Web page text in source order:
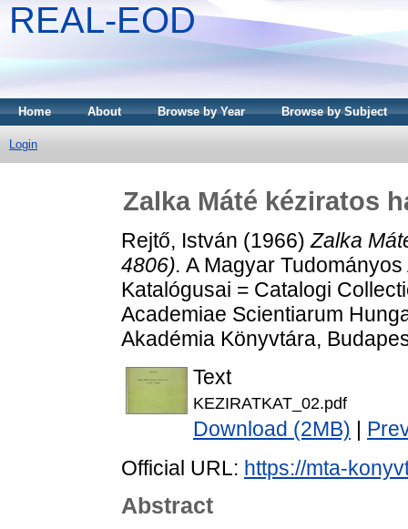
REAL-EOD
Home About Browse by Year Browse by Subject
Login
Zalka Máté kéziratos
Rejtő, István (1966)Zalka
4806). A Magyar
Katalógusai = Catalogi
Academiae Scientiarum
Akadémia Könyvtára,
Text
KEZIRATKAT_02.pdf
Download (2MB)
Official URL: https://mta-
Abstract